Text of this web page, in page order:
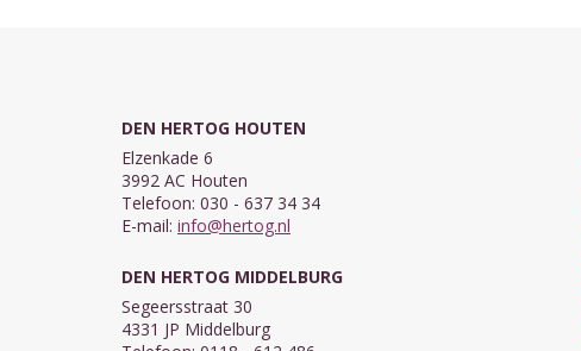
DEN HERTOG HOUTEN
Elzenkade 6
3992 AC Houten
Telefoon: 030 - 637 34 34
E-mail: info@hertog.nl
DEN HERTOG MIDDELBURG
Segeersstraat 30
4331 JP Middelburg